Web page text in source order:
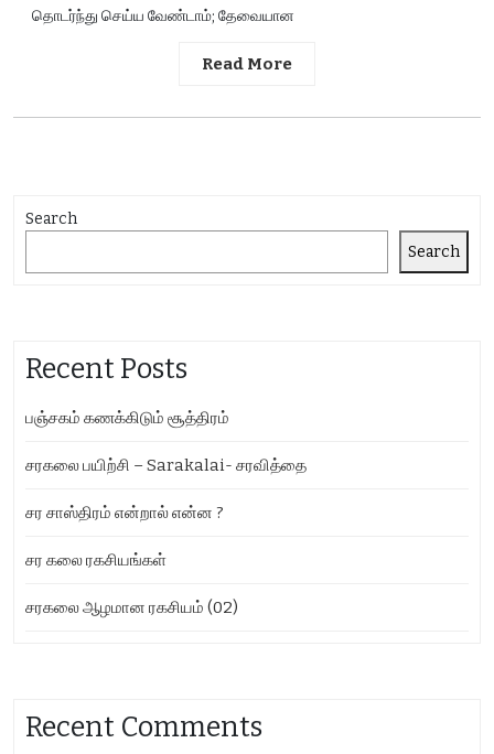
தொடர்ந்து செய்ய வேண்டாம்; தேவையான
Read More
Search
Search
Recent Posts
பஞ்சகம் கணக்கிடும் சூத்திரம்
சரகலை பயிற்சி – Sarakalai- சரவித்தை
சர சாஸ்திரம் என்றால் என்ன ?
சர கலை ரகசியங்கள்
சரகலை ஆழமான ரகசியம் (02)
Recent Comments